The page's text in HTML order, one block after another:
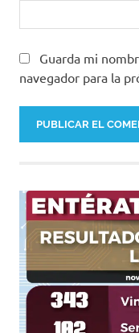
Guarda mi
navegador para la